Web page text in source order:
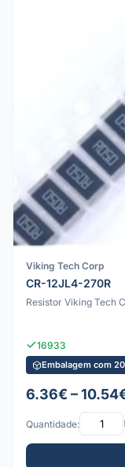
Viking Tech Corp
CR-12JL4-270R
Resistor Viking Tech
16933
Embalagem com
6.36€ –
Quantidade: